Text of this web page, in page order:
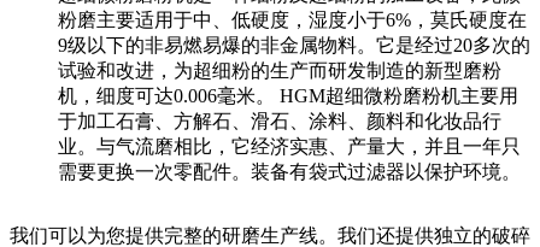
粉磨主要适用于中、低硬度，湿度小于6%，莫氏硬度在
9级以下的非易燃易爆的非金属物料。它是经过20多次的
试验和改进，为超细粉的生产而研发制造的新型磨粉
机，细度可达0.006毫米。 HGM超细微粉磨粉机主要用
于加工石膏、方解石、滑石、涂料、颜料和化妆品行
业。与气流磨相比，它经济实惠、产量大，并且一年只
需要更换一次零配件。装备有袋式过滤器以保护环境。
我们可以为您提供完整的研磨生产线。我们还提供独立的破碎